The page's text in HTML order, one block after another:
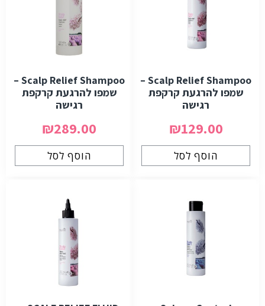
Scalp Relief Shampoo –
שמפו להרגעת קרקפת
רגישה
₪129.00
הוסף לסל
Scalp Relief Shampoo –
שמפו להרגעת קרקפת
רגישה
₪289.00
הוסף לסל